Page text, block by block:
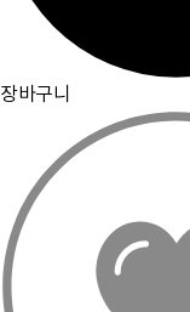
장바구니